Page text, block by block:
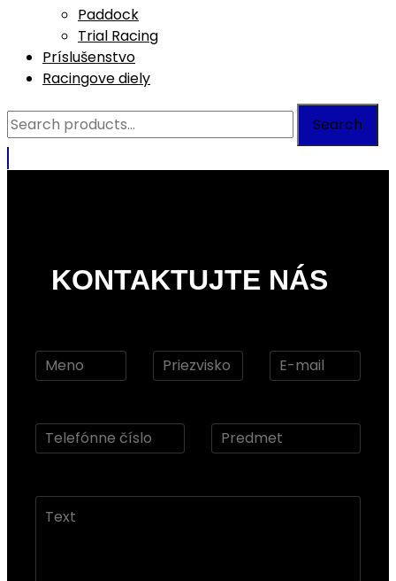
Paddock
Trial Racing
Príslušenstvo
Racingove diely
Search
for:
Search
KONTAKTUJTE NÁS